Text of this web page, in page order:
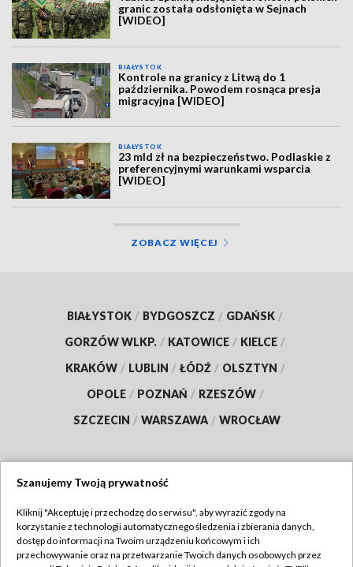
granic została odsłonięta w Sejnach
[WIDEO]
BIAŁYSTOK
Kontrole na granicy z Litwą do 1
października. Powodem rosnąca presja
migracyjna [WIDEO]
BIAŁYSTOK
23 mld zł na bezpieczeństwo. Podlaskie z
preferencyjnymi warunkami wsparcia
[WIDEO]
ZOBACZ WIĘCEJ
BIAŁYSTOK / BYDGOSZCZ / GDAŃSK /
GORZÓW WLKP. / KATOWICE / KIELCE /
KRAKÓW / LUBLIN / ŁÓDŹ / OLSZTYN /
OPOLE / POZNAŃ / RZESZÓW /
SZCZECIN / WARSZAWA / WROCŁAW
TVP
Abonament TVP
Regulamin TVP
Szanujemy Twoją prywatność
Kliknij "Akceptuję i przechodzę do serwisu", aby wyrazić zgody na
korzystanie z technologii automatycznego śledzenia i zbierania danych,
dostęp do informacji na Twoim urządzeniu końcowym i ich
przechowywanie oraz na przetwarzanie Twoich danych osobowych przez